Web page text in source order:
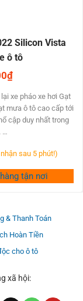
và nhu yếu tài xế
CAMRY
nặng nề
bằng chất liệu lưỡi
động hiệu
mềm quyến rũ
sách chi
lâu và chất
cao su thiên
nhận là
nước rất tốt để
Silicon Vista
ô tô
₫Current
is:
150,000₫.
xe pháo xe hơi Gạt
mưa ô tô cao cấp tới
cập duy nhất trong
…
sau 5 phút!)
tận nơi
& Thanh Toán
Hoàn Tiền
cho ô tô
xã hội: